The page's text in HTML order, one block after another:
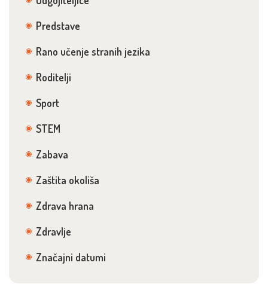
Predstave
Rano učenje stranih jezika
Roditelji
Sport
STEM
Zabava
Zaštita okoliša
Zdrava hrana
Zdravlje
Značajni datumi